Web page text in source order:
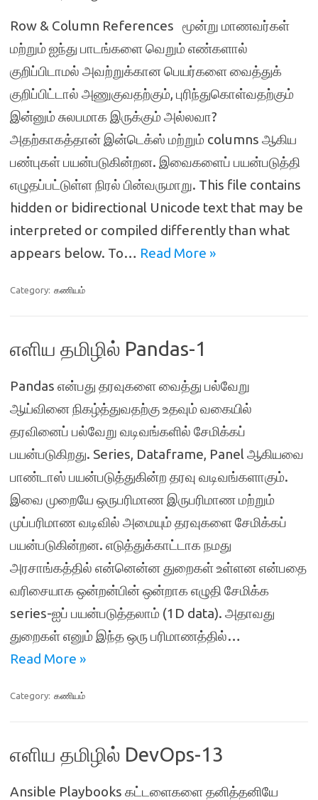
Row & Column References மூன்று மாணவர்கள்
மற்றும் ஐந்து பாடங்களை வெறும் எண்களால்
குறிப்பிடாமல் அவற்றுக்கான பெயர்களை வைத்துக்
குறிப்பிட்டால் அணுகுவதற்கும், புரிந்துகொள்வதற்கும்
இன்னும் சுலபமாக இருக்கும் அல்லவா?
அதற்காகத்தான் இன்டெக்ஸ் மற்றும் columns ஆகிய
பண்புகள் பயன்படுகின்றன. இவைகளைப் பயன்படுத்தி
எழுதப்பட்டுள்ள நிரல் பின்வருமாறு. This file contains
hidden or bidirectional Unicode text that may be
interpreted or compiled differently than what
appears below. To… Read More »
Category: கணியம்
எளிய தமிழில் Pandas-1
Pandas என்பது தரவுகளை வைத்து பல்வேறு
ஆய்வினை நிகழ்த்துவதற்கு உதவும் வகையில்
தரவினைப் பல்வேறு வடிவங்களில் சேமிக்கப்
பயன்படுகிறது. Series, Dataframe, Panel ஆகியவை
பாண்டாஸ் பயன்படுத்துகின்ற தரவு வடிவங்களாகும்.
இவை முறையே ஒருபரிமாண இருபரிமாண மற்றும்
முப்பரிமாண வடிவில் அமையும் தரவுகளை சேமிக்கப்
பயன்படுகின்றன. எடுத்துக்காட்டாக நமது
அரசாங்கத்தில் என்னென்ன துறைகள் உள்ளன என்பதை
வரிசையாக ஒன்றன்பின் ஒன்றாக எழுதி சேமிக்க
series-ஐப் பயன்படுத்தலாம் (1D data). அதாவது
துறைகள் எனும் இந்த ஒரு பரிமாணத்தில்…
Read More »
Category: கணியம்
எளிய தமிழில் DevOps-13
Ansible Playbooks கட்டளைகளை தனித்தனியே